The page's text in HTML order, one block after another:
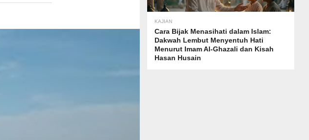
KAJIAN
Cara Bijak Menasihati dalam Islam:
Dakwah Lembut Menyentuh Hati
Menurut Imam Al-Ghazali dan Kisah
Hasan Husain